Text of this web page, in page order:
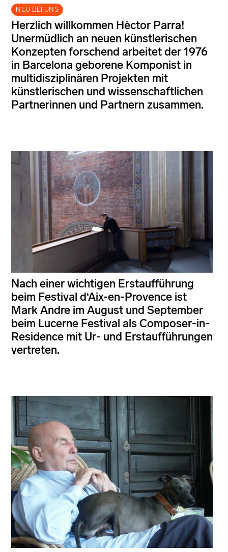
NEU BEI UNS
Herzlich willkommen Hèctor Parra!
Unermüdlich an neuen künstlerischen
Konzepten forschend arbeitet der 1976
in Barcelona geborene Komponist in
multidisziplinären Projekten mit
künstlerischen und wissenschaftlichen
Partnerinnen und Partnern zusammen.
Nach einer wichtigen Erstaufführung
beim Festival d‘Aix-en-Provence ist
Mark Andre im August und September
beim Lucerne Festival als Composer-in-
Residence mit Ur- und Erstaufführungen
vertreten.